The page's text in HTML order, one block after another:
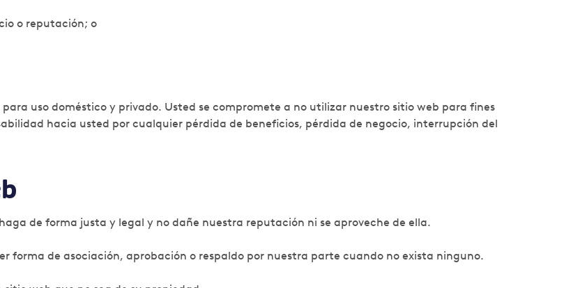
o reputación; o
uso doméstico y privado. Usted se compromete a no utilizar nuestro sitio web para fines
hacia usted por cualquier pérdida de beneficios, pérdida de negocio, interrupción del
de forma justa y legal y no dañe nuestra reputación ni se aproveche de ella.
forma de asociación, aprobación o respaldo por nuestra parte cuando no exista ninguno.